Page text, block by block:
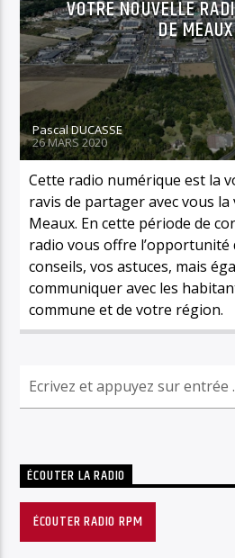
VOTRE NOUVELLE
DE
Pascal DUCASSE
26 MARS 2020
Cette radio numérique est la
ravis de partager avec vous la
Meaux. En cette période de
radio vous offre l’opportunité
conseils, vos astuces, mais
communiquer avec les
commune et de votre région.
ÉCOUTER LA RADIO
ÉCOUTER RADIO RPM